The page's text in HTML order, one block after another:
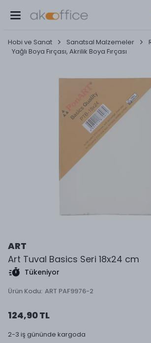
Hobi ve Sanat Sanatsal Malzemeler
Yağlı Boya Fırçası, Akrilik Boya Fırçası
ART
Art Tuval Basics Seri 18x24 cm
Tükeniyor
Ürün Kodu: ART PAF9976-2
124,90 TL
2-3 iş gününde kargoda